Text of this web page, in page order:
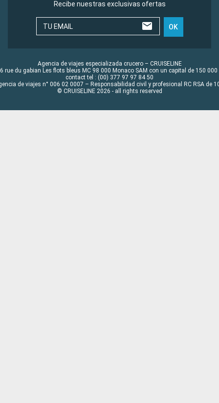
Recibe nuestras exclusivas ofertas
TU EMAIL OK
Agencia de viajes especializada crucero – CRUISELINE
rue du gabian Les flots bleus MC 98 000 Monaco SAM con un capital de 150 000
contact tel : (00) 377 97 97 84 50
de viajes n° 006 02 0007 – Responsabilidad civil y profesional RC RSA de
© CRUISELINE 2026 - all rights reserved